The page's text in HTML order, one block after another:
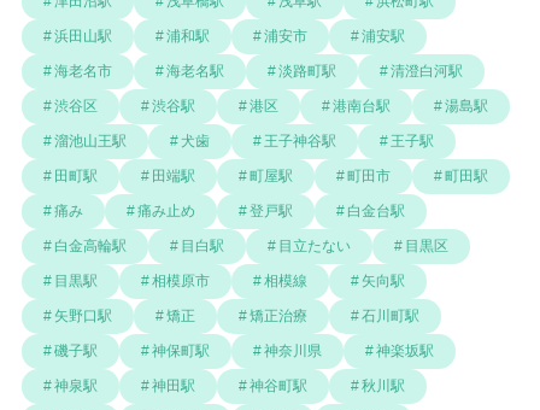
浜田山駅 浦和駅 浦安市 浦安駅
海老名市 海老名駅 淡路町駅 清澄白河駅
渋谷区 渋谷駅 港区 港南台駅 湯島駅
溜池山王駅 犬歯 王子神谷駅 王子駅
田町駅 田端駅 町屋駅 町田市 町田駅
痛み 痛み止め 登戸駅 白金台駅
白金高輪駅 目白駅 目立たない 目黒区
目黒駅 相模原市 相模線 矢向駅
矢野口駅 矯正 矯正治療 石川町駅
磯子駅 神保町駅 神奈川県 神楽坂駅
神泉駅 神田駅 神谷町駅 秋川駅